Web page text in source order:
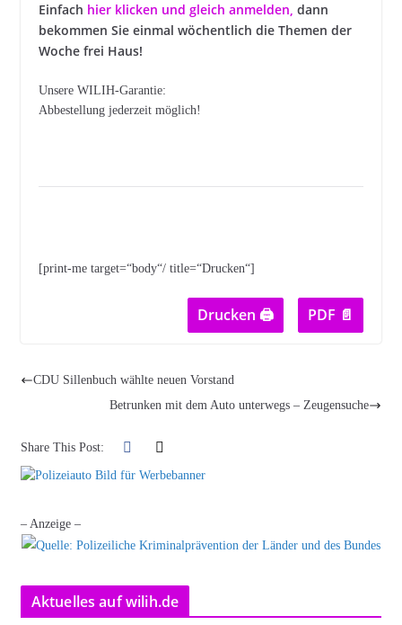
Einfach hier klicken und gleich anmelden, dann
bekommen Sie einmal wöchentlich die Themen der
Woche frei Haus!
Unsere WILIH-Garantie:
Abbestellung jederzeit möglich!
[print-me target=“body“/ title=“Drucken“]
Drucken 🖨 PDF 📄
CDU Sillenbuch wählte neuen Vorstand
Betrunken mit dem Auto unterwegs – Zeugensuche
Share This Post:
– Anzeige –
Aktuelles auf wilih.de